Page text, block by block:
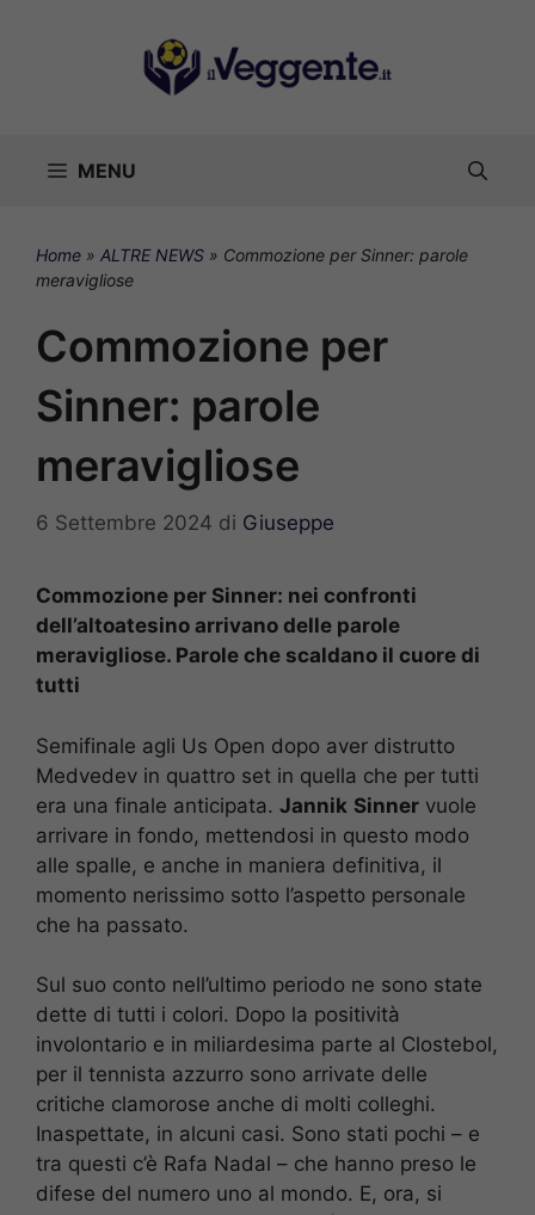
MENU
Home » ALTRE NEWS » Commozione per Sinner: parole
meravigliose
Commozione per
Sinner: parole
meravigliose
6 Settembre 2024 di Giuseppe
Commozione per Sinner: nei confronti
dell’altoatesino arrivano delle parole
meravigliose. Parole che scaldano il cuore di
tutti
Semifinale agli Us Open dopo aver distrutto
Medvedev in quattro set in quella che per tutti
era una finale anticipata. Jannik Sinner vuole
arrivare in fondo, mettendosi in questo modo
alle spalle, e anche in maniera definitiva, il
momento nerissimo sotto l’aspetto personale
che ha passato.
Sul suo conto nell’ultimo periodo ne sono state
dette di tutti i colori. Dopo la positività
involontario e in miliardesima parte al Clostebol,
per il tennista azzurro sono arrivate delle
critiche clamorose anche di molti colleghi.
Inaspettate, in alcuni casi. Sono stati pochi – e
tra questi c’è Rafa Nadal – che hanno preso le
difese del numero uno al mondo. E, ora, si